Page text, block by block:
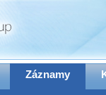
Záznamy